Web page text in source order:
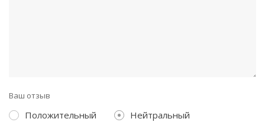
Ваш отзыв
Положительный
Нейтральный